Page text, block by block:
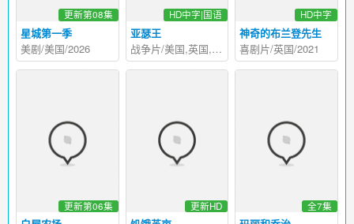
星城第一季
更新第08集
美剧/美国/2026
亚瑟王
HD中字|国语
战争片/美国,英国,爱尔兰/2004
神奇的布兰登先生
HD中字
喜剧片/英国/2021
更新第06集 更新HD 全7集